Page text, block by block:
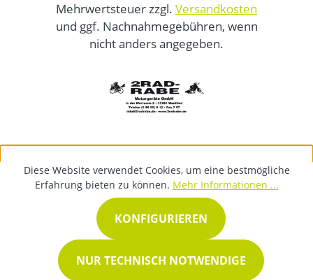
Mehrwertsteuer zzgl. Versandkosten
und ggf. Nachnahmegebühren, wenn
nicht anders angegeben.
Diese Website verwendet Cookies, um eine bestmögliche
Erfahrung bieten zu können. Mehr Informationen ...
NUR TECHNISCH NOTWENDIGE
KONFIGURIEREN